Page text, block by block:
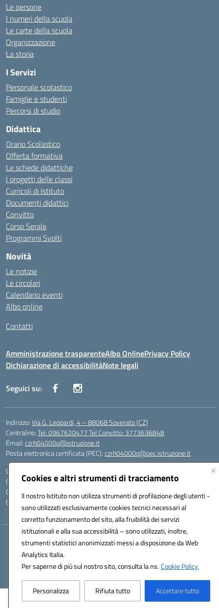
Cookies e altri strumenti di tracciamento
Il nostro Istituto non utilizza strumenti di profilazione degli utenti -
sono utilizzati esclusivamente cookies tecnici necessari al
corretto funzionamento del sito, alla fruibilità dei servizi
istituzionali e alla sua accessibilità – sono utilizzati, inoltre,
strumenti statistici anonimizzati messi a disposizione da Web
Analytics Italia.
Per saperne di più sul nostro sito, consulta la ns.Cookie Policy.
Personalizza Rifiuta tutto Accettare tutto
Le persone
I numeri della scuola
Le carte della scuola
Organizzazione
La storia
I Servizi
Personale scolastico
Famiglie e studenti
Percorsi di studio
Didattica
Orario Scolastico
Offerta formativa
Le schede didattiche
I progetti delle classi
Curricoli di Istituto
Documenti didattici
Convitto
Corso Serale
Programmi Svolti
Novità
Le notizie
Le circolari
Calendario eventi
Albo online
Contatti
Amministrazione trasparenteAlbo OnlinePrivacy Policy
Dichiarazione di accessibilitàNote legali
Seguici su:
Indirizzo:Via G. Leopardi, 4 – 88068 Soverato (CZ)
Centralino:Tel: 0967620477 Tel Convitto: 3773636848
Email:czrh04000q@istruzione.it
Posta elettronica certificata (PEC):czrh04000q@pec.istruzione.it
Codice fiscale: 84000690796
Codice meccanografico:CZRH04000Q
Codice Indice delle Pubbliche Amministrazioni (IPA): istsc_czrh04000q
Codice unico di fatturazione (CUF): UF9M13
Hosting & Powered by 3D Solution S.r.l.
Concept & Design by Designers Italia